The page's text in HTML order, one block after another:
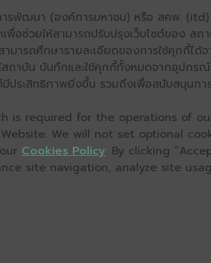
การพัฒนา (องค์การมหาชน) หรือ สคพ.
เพื่อช่วยให้สามารถปรับปรุงเว็บไซต์ของ
มารถศึกษารายละเอียดของการใช้คุกกี้ได้จ
าบัน บันทึกและใช้คุกกี้ทั้งหมดจากอุปกรณ์
ต์มีประสิทธิภาพยิ่งขึ้น รวมถึงเพื่อสนับสนุน
is required for the operations of
We will not set optional
Cookies Policy. By clicking
site navigation, analyze site